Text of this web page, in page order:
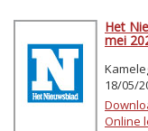
Het
mei
18/05/
Online